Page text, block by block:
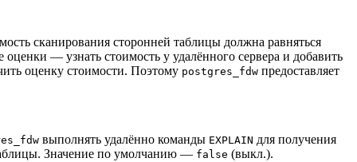
сканирования сторонней таблицы должна равняться
— узнать стоимость у удалённого сервера и добавить
оценку стоимости. Поэтому postgres_fdw предоставляет
выполнять удалённо команды EXPLAIN для получения
Значение по умолчанию — false (выкл.).